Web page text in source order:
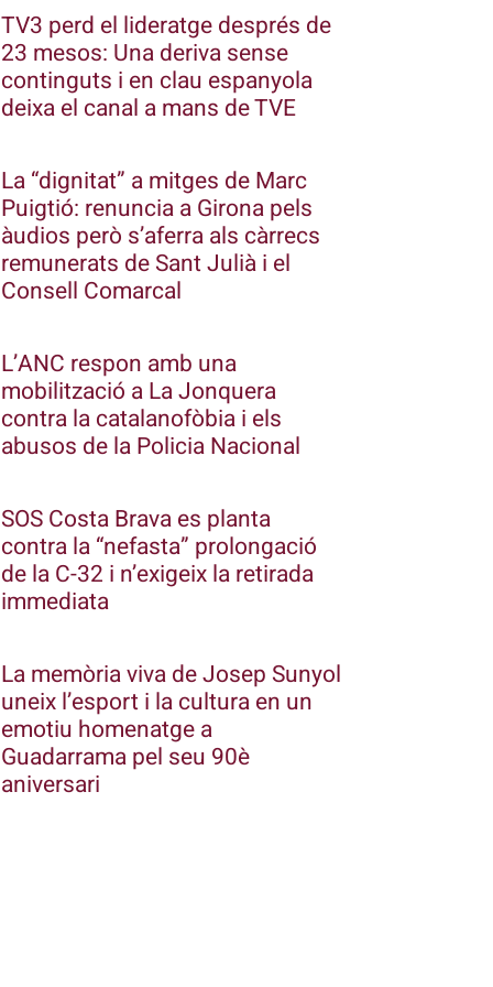
TV3 perd el lideratge després de
23 mesos: Una deriva sense
continguts i en clau espanyola
deixa el canal a mans de TVE
La “dignitat” a mitges de Marc
Puigtió: renuncia a Girona pels
àudios però s’aferra als càrrecs
remunerats de Sant Julià i el
Consell Comarcal
L’ANC respon amb una
mobilització a La Jonquera
contra la catalanofòbia i els
abusos de la Policia Nacional
SOS Costa Brava es planta
contra la “nefasta” prolongació
de la C-32 i n’exigeix la retirada
immediata
La memòria viva de Josep Sunyol
uneix l’esport i la cultura en un
emotiu homenatge a
Guadarrama pel seu 90è
aniversari